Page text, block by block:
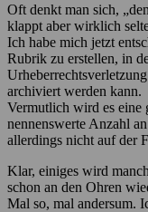
Oft denkt man sich,
klappt aber wirklich
Ich habe mich jetzt
Rubrik zu erstellen, in
archiviert werden kann.
Vermutlich wird es eine
nennenswerte Anzahl
allerdings nicht auf der
Klar, einiges wird
schon an den Ohren
Mal so, mal andersum.